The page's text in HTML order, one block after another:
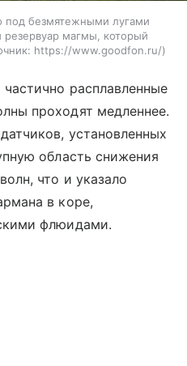
под безмятежными лугами
магмы, который
https://www.goodfon.ru/
расплавленные
проходят медленнее.
установленных
область снижения
что и указало
в коре,
флюидами.